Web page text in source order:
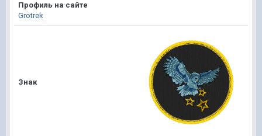
Профиль на сайте
Grotrek
Знак